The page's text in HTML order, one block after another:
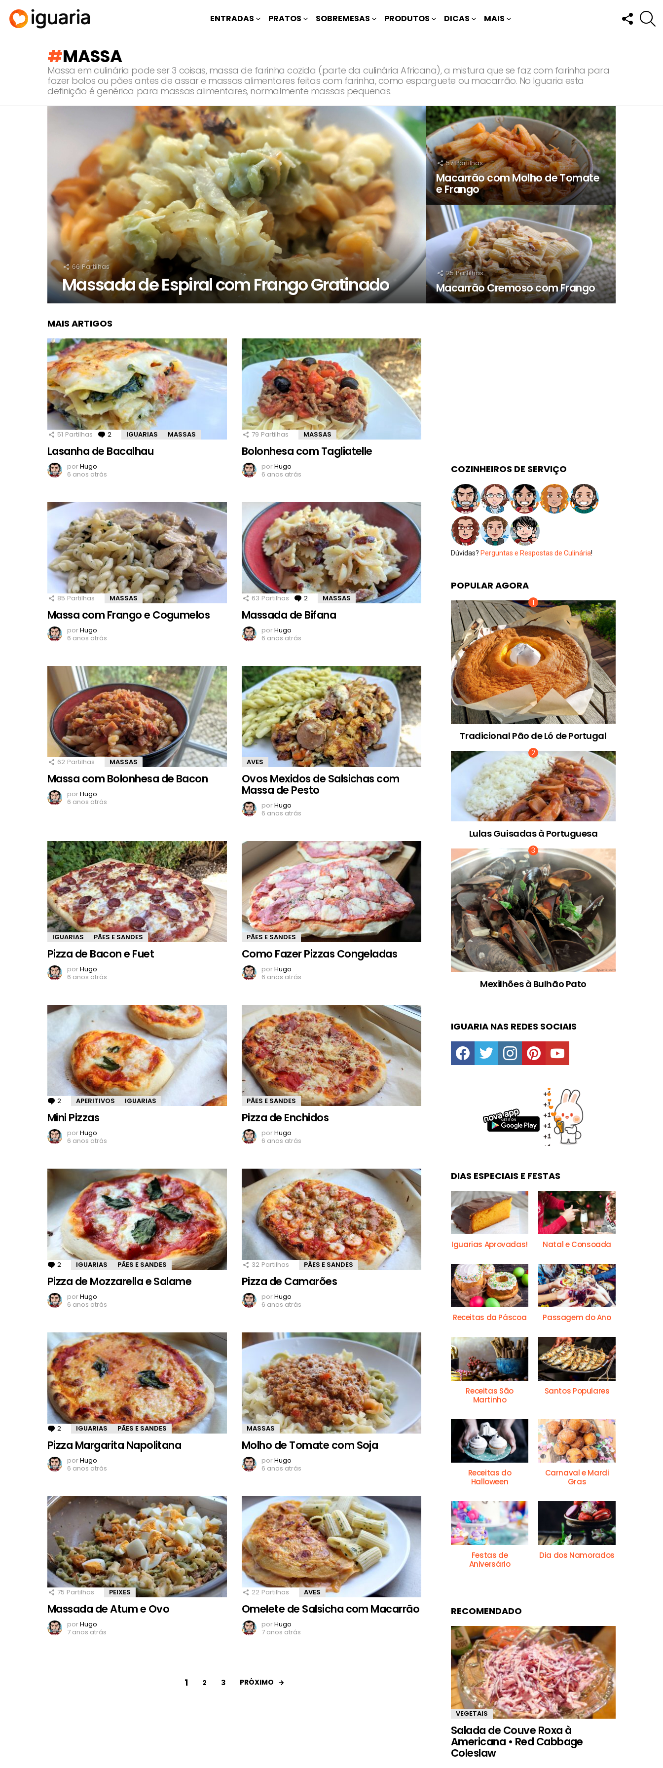
ENTRADAS PRATOS SOBREMESAS PRODUTOS DICAS MAIS
FOLLOW
US
MASSA
Massa em culinária pode ser 3 coisas, massa de farinha cozida (parte da culinária Africana), a mistura que se faz com farinha para
fazer bolos ou pães antes de assar e massas alimentares feitas com farinha, como esparguete ou macarrão. No Iguaria esta
definição é genérica para massas alimentares, normalmente massas pequenas.
66 Partilhas
Massada de Espiral com Frango Gratinado
57 Partilhas
Macarrão com Molho de Tomate
e Frango
25 Partilhas
Macarrão Cremoso com Frango
MAIS ARTIGOS
51 Partilhas 2 Comentários
IGUARIAS MASSAS
Lasanha de Bacalhau
porHugo
6 anos atrás
79 Partilhas MASSAS
Bolonhesa com Tagliatelle
porHugo
6 anos atrás
85 Partilhas MASSAS
Massa com Frango e Cogumelos
porHugo
6 anos atrás
63 Partilhas 2 Comentários
MASSAS
Massada de Bifana
porHugo
6 anos atrás
62 Partilhas MASSAS
Massa com Bolonhesa de Bacon
porHugo
6 anos atrás
AVES
Ovos Mexidos de Salsichas com
Massa de Pesto
porHugo
6 anos atrás
IGUARIAS PÃES E SANDES
Pizza de Bacon e Fuet
porHugo
6 anos atrás
PÃES E SANDES
Como Fazer Pizzas Congeladas
porHugo
6 anos atrás
2 Comentários
APERITIVOS IGUARIAS
Mini Pizzas
porHugo
6 anos atrás
PÃES E SANDES
Pizza de Enchidos
porHugo
6 anos atrás
2 Comentários
IGUARIAS PÃES E SANDES
Pizza de Mozzarella e Salame
porHugo
6 anos atrás
32 Partilhas PÃES E SANDES
Pizza de Camarões
porHugo
6 anos atrás
2 Comentários
IGUARIAS PÃES E SANDES
Pizza Margarita Napolitana
porHugo
6 anos atrás
MASSAS
Molho de Tomate com Soja
porHugo
6 anos atrás
75 Partilhas PEIXES
Massada de Atum e Ovo
porHugo
7 anos atrás
22 Partilhas AVES
Omelete de Salsicha com Macarrão
porHugo
7 anos atrás
1 2 3 PRÓXIMO
COZINHEIROS DE SERVIÇO
Dúvidas? Perguntas e Respostas de Culinária!
POPULAR AGORA
Tradicional Pão de Ló de Portugal
Lulas Guisadas à Portuguesa
Mexilhões à Bulhão Pato
IGUARIA NAS REDES SOCIAIS
facebooktwitter instagrampinterestyoutube
DIAS ESPECIAIS E FESTAS
Iguarias Aprovadas! Natal e Consoada
Receitas da Páscoa Passagem do Ano
Receitas São
Martinho
Santos Populares
Receitas do
Halloween
Carnaval e Mardi
Gras
Festas de
Aniversário
Dia dos Namorados
RECOMENDADO
VEGETAIS
Salada de Couve Roxa à
Americana • Red Cabbage
Coleslaw